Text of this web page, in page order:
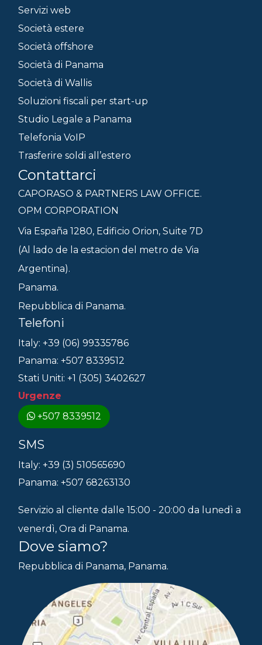
Servizi web
Società estere
Società offshore
Società di Panama
Società di Wallis
Soluzioni fiscali per start-up
Studio Legale a Panama
Telefonia VoIP
Trasferire soldi all’estero
Contattarci
CAPORASO & PARTNERS LAW OFFICE.
OPM CORPORATION
Via España 1280, Edificio Orion, Suite 7D
(Al lado de la estacion del metro de Via
Argentina).
Panama.
Repubblica di Panama.
Telefoni
Italy: +39 (06) 99335786
Panama: +507 8339512
Stati Uniti: +1 (305) 3402627
Urgenze
+507 8339512
SMS
Italy: +39 (3) 510565690
Panama: +507 68263130
Servizio al cliente dalle 15:00 - 20:00 da lunedì a
venerdì, Ora di Panama.
Dove siamo?
Repubblica di Panama, Panama.